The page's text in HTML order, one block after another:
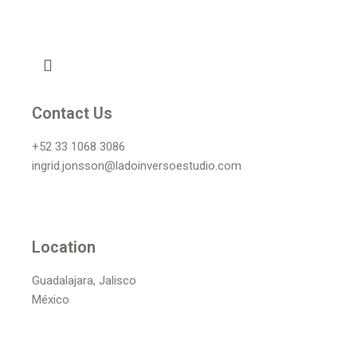
Contact Us
+52 33 1068 3086
ingrid.jonsson@ladoinversoestudio.com
Location
Guadalajara, Jalisco
México